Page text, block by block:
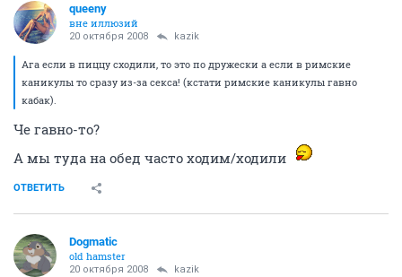
queeny
вне иллюзий
20 октября 2008 kazik
Ага если в пиццу сходили, то это по дружески а если в римские
каникулы то сразу из-за секса! (кстати римские каникулы гавно
кабак).
Че гавно-то?
А мы туда на обед часто ходим/ходили
ОТВЕТИТЬ
Dogmatic
old hamster
20 октября 2008 kazik